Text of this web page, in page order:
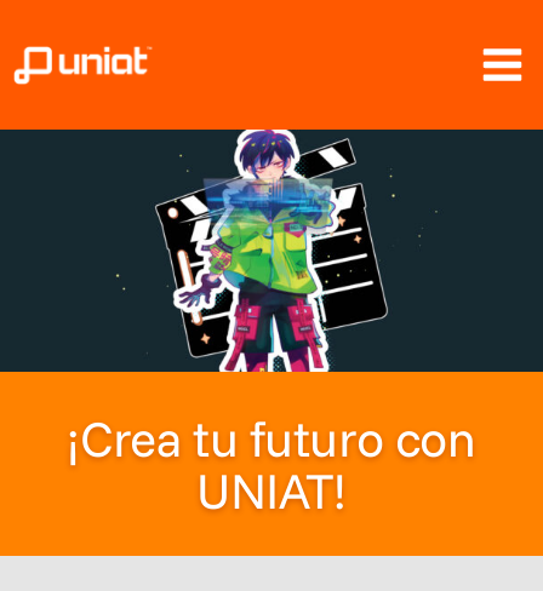
contenido
¡Crea tu futuro con
UNIAT!